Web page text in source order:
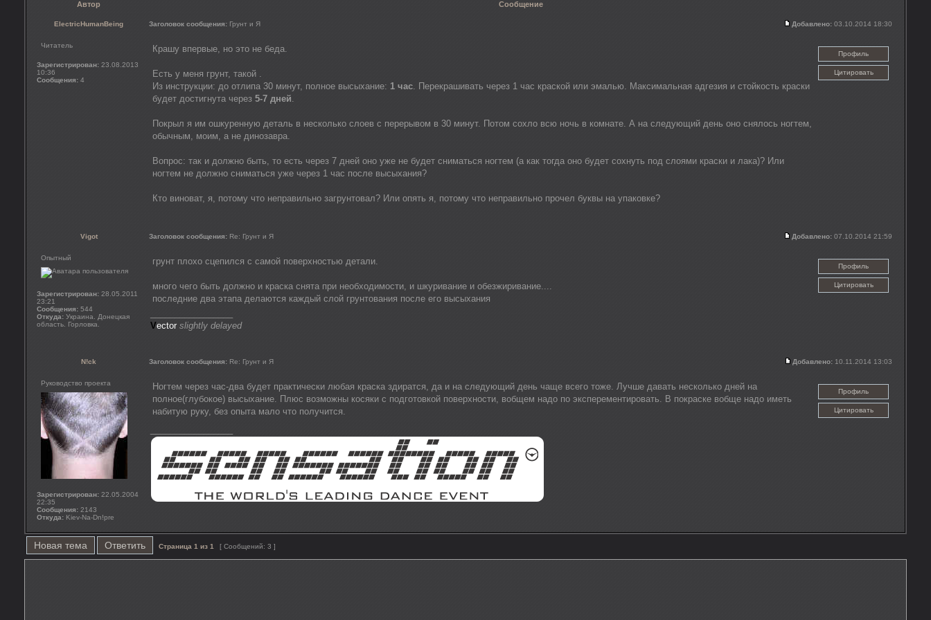
Автор Сообщение
ElectricHumanBeing Заголовок сообщения: Грунт и Я Добавлено: 03.10.2014 18:30
Читатель
Зарегистрирован: 23.08.2013
10:36
Сообщения: 4
Крашу впервые, но это не беда.
Есть у меня грунт, такой .
Из инструкции: до отлипа 30 минут, полное высыхание: 1 час. Перекрашивать через 1 час краской или эмалью. Максимальная адгезия и стойкость краски
будет достигнута через 5-7 дней.
Покрыл я им ошкуренную деталь в несколько слоев с перерывом в 30 минут. Потом сохло всю ночь в комнате. А на следующий день оно снялось ногтем,
обычным, моим, а не динозавра.
Вопрос: так и должно быть, то есть через 7 дней оно уже не будет сниматься ногтем (а как тогда оно будет сохнуть под слоями краски и лака)? Или
ногтем не должно сниматься уже через 1 час после высыхания?
Кто виноват, я, потому что неправильно загрунтовал? Или опять я, потому что неправильно прочел буквы на упаковке?
Профиль
Цитировать
Vigot Заголовок сообщения: Re: Грунт и Я Добавлено: 07.10.2014 21:59
Опытный
Зарегистрирован: 28.05.2011
23:21
Сообщения: 544
Откуда: Украина. Донецкая
область. Горловка.
грунт плохо сцепился с самой поверхностью детали.
много чего быть должно и краска снята при необходимости, и шкуривание и обезжиривание....
последние два этапа делаются каждый слой грунтования после его высыхания
Профиль
Цитировать
Vector slightly delayed
N!ck Заголовок сообщения: Re: Грунт и Я Добавлено: 10.11.2014 13:03
Руководство проекта
Зарегистрирован: 22.05.2004
22:35
Сообщения: 2143
Откуда: Kiev-Na-Dn!pre
Ногтем через час-два будет практически любая краска здиратся, да и на следующий день чаще всего тоже. Лучше давать несколько дней на
полное(глубокое) высыхание. Плюс возможны косяки с подготовкой поверхности, вобщем надо по эксперементировать. В покраске вобще надо иметь
набитую руку, без опыта мало что получится.
Профиль
Цитировать
Новая тема Ответить Страница 1 из 1 [ Сообщений: 3 ]